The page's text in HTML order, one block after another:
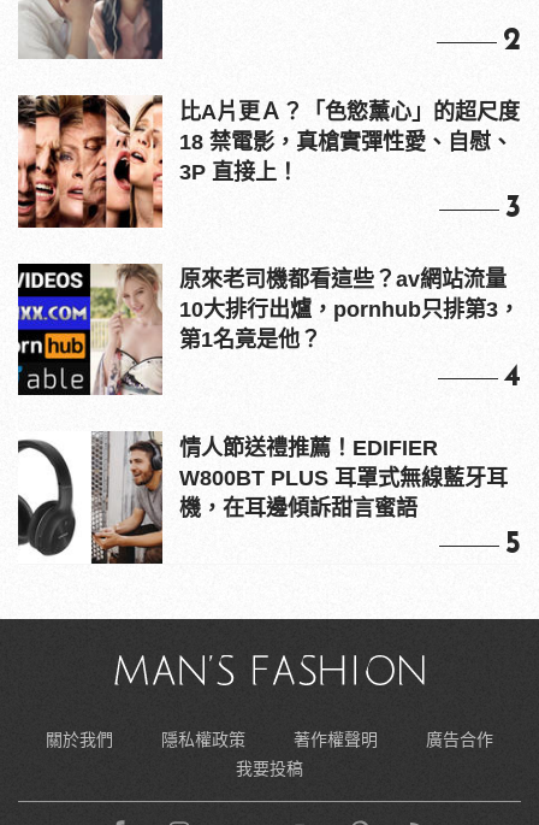
2
比A片更Ａ？「色慾薰心」的超尺度
18 禁電影，真槍實彈性愛、自慰、
3P 直接上！
3
原來老司機都看這些？av網站流量
10大排行出爐，pornhub只排第3，
第1名竟是他？
4
情人節送禮推薦！EDIFIER
W800BT PLUS 耳罩式無線藍牙耳
機，在耳邊傾訴甜言蜜語
5
關於我們 隱私權政策 著作權聲明
廣告合作
我要投稿